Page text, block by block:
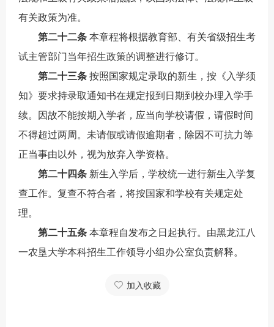
有关政策为准。
第二十二条本章程将根据教育部、有关省级招生考
试主管部门当年招生政策的调整进行修订。
第二十三条按照国家规定录取的新生，按《入学须
知》要求持录取通知书在规定报到日期到校办理入学手
续。因故不能按期入学者，应当向学校请假 ，请假时间
不得超过两周。未请假或请假逾期者，除因不可抗力等
正当事由以外，视为放弃入学资格。
第二十四条 新生入学后，学校统一进行新生入学复
查工作。复查不符合者，将按国家和学校有关规定处
理。
第二十五条本章程自发布之日起执行。由黑龙江八
一农垦大学本科招生工作领导小组办公室负责解释。
加入收藏